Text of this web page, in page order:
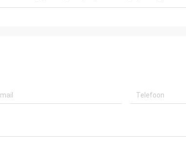
uitstekende, intuïtieve dienst verleend,